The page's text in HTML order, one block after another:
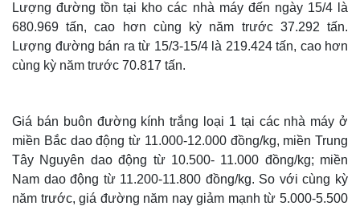
Lượng đường tồn tại kho các nhà máy đến ngày 15/4 là
680.969 tấn, cao hơn cùng kỳ năm trước 37.292 tấn.
Lượng đường bán ra từ 15/3-15/4 là 219.424 tấn, cao hơn
cùng kỳ năm trước 70.817 tấn.
Giá bán buôn đường kính trắng loại 1 tại các nhà máy ở
miền Bắc dao động từ 11.000-12.000 đồng/kg, miền Trung
Tây Nguyên dao động từ 10.500- 11.000 đồng/kg; miền
Nam dao động từ 11.200-11.800 đồng/kg. So với cùng kỳ
năm trước, giá đường năm nay giảm mạnh từ 5.000-5.500